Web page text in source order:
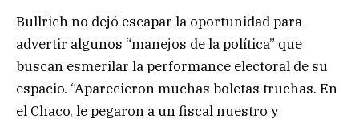
Bullrich no dejó escapar la oportunidad para
advertir algunos “manejos de la política” que
buscan esmerilar la performance electoral de su
espacio. “Aparecieron muchas boletas truchas. En
el Chaco, le pegaron a un fiscal nuestro y